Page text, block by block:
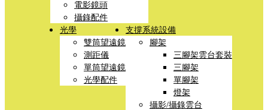
電影鏡頭
攝錄配件
光學
雙筒望遠鏡
測距儀
單筒望遠鏡
光學配件
支撐系統設備
腳架
三腳架雲台套裝
三腳架
單腳架
燈架
攝影/攝錄雲台